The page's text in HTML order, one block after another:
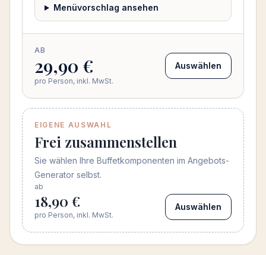
Menüvorschlag ansehen
AB
29,90 €
pro Person, inkl. MwSt.
Auswählen
EIGENE AUSWAHL
Frei zusammenstellen
Sie wählen Ihre Buffetkomponenten im Angebots-
Generator selbst.
ab
18,90 €
pro Person, inkl. MwSt.
Auswählen